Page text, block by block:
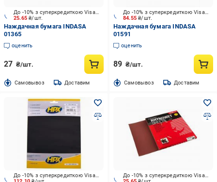
25.65₴/шт.
До -10% з суперкредиткою Visa Вигода
Наждачная бумага INDASA
01365
оценить
27 ₴/шт.
Cамовывоз Доставим
84.55₴/шт.
До -10% з суперкредиткою Visa Вигода
Наждачная бумага INDASA
01591
оценить
89 ₴/шт.
Cамовывоз Доставим
До -10% з суперкредиткою Visa Вигода До -10% з суперкредиткою Visa Вигода